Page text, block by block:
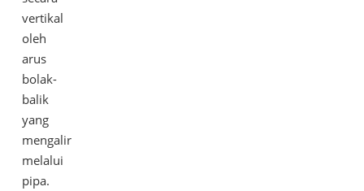
vertikal
oleh
arus
bolak-
balik
yang
mengalir
melalui
pipa.